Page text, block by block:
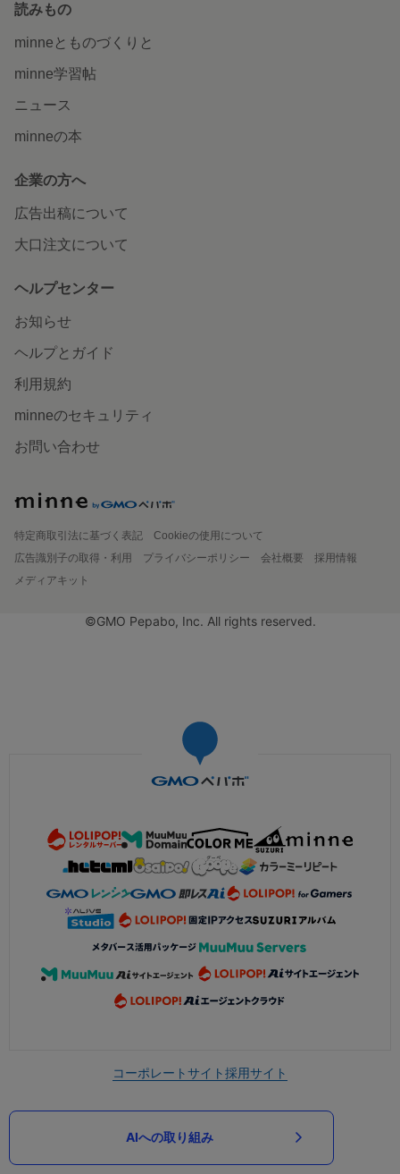
読みもの
minneとものづくりと
minne学習帖
ニュース
minneの本
企業の方へ
広告出稿について
大口注文について
ヘルプセンター
お知らせ
ヘルプとガイド
利用規約
minneのセキュリティ
お問い合わせ
特定商取引法に基づく表記
Cookieの使用について
広告識別子の取得・利用
プライバシーポリシー 会社概要
採用情報
メディアキット
©GMO Pepabo, Inc. All rights reserved.
コーポレートサイト採用サイト
AIへの取り組み